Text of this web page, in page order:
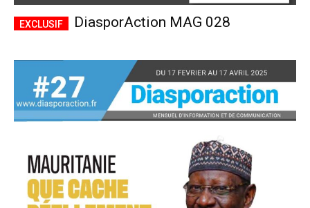
DiasporAction MAG 028